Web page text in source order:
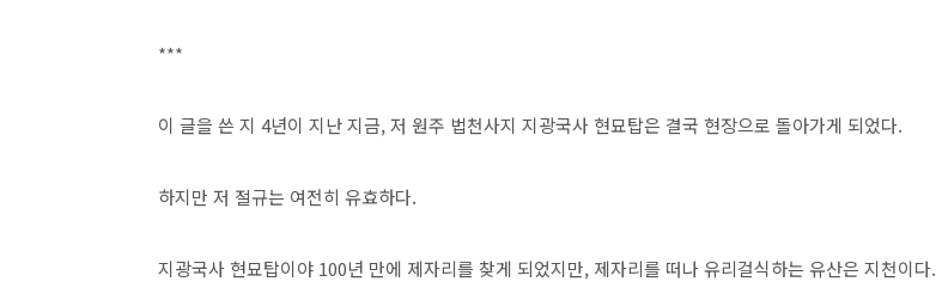
***
이 글을 쓴 지 4년이 지난 지금, 저 원주 법천사지 지광국사 현묘탑은 결국 현장으로 돌아가게 되었다.
하지만 저 절규는 여전히 유효하다.
지광국사 현묘탑이야 100년 만에 제자리를 찾게 되었지만, 제자리를 떠나 유리걸식하는 유산은 지천이다.